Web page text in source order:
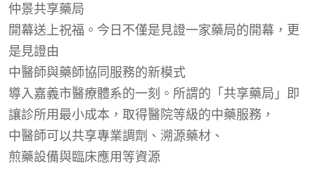
仲景共享藥局
開幕送上祝福。今日不僅是見證一家藥局的開幕，更
是見證由
中醫師與藥師協同服務的新模式
導入嘉義市醫療體系的一刻。所謂的 「共享藥局 」
即
讓診所用最小成本，取得醫院等級的中藥服務 ，
中醫師可以共享專業調劑 、溯源藥材 、
煎藥設備與臨床應用等資源